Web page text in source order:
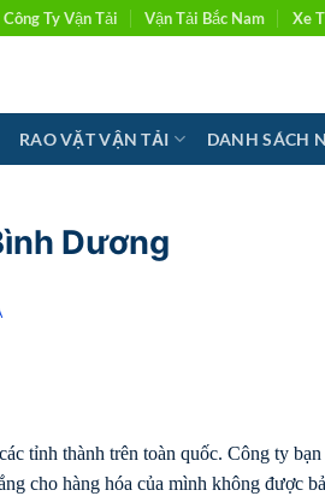
Công Ty Vận Tải Vận Tải Bắc Nam Xe
RAO VẶT VẬN TẢI DANH SÁCH
Dương
tỉnh thành trên toàn quốc. Công ty bạn
cho hàng hóa của mình không được